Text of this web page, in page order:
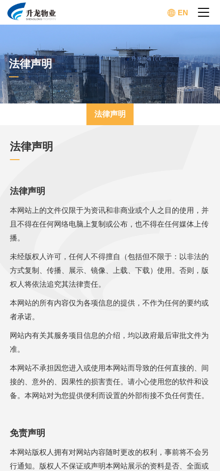
EN
法律声明
法律声明
法律声明
法律声明
本网站上的文件仅限于为资讯和非商业或个人之目的使用，并
且不得在任何网络电脑上复制或公布，也不得在任何媒体上传
播。
未经版权人许可，任何人不得擅自（包括但不限于：以非法的
方式复制、传播、展示、镜像、上载、下载）使用。否则，版
权人将依法追究其法律责任。
本网站的所有内容仅为各项信息的提供，不作为任何的要约或
者承诺。
网站内有关其服务项目信息的介绍，均以政府最后审批文件为
准。
本网站不承担因您进入或使用本网站而导致的任何直接的、间
接的、意外的、因果性的损害责任。请小心使用您的软件和设
备。本网站对为您提供便利而设置的外部衔接不负任何责任。
免责声明
本网站版权人拥有对网站内容随时更改的权利，事前将不会另
行通知。版权人不保证或声明本网站展示的资料是否、全面或